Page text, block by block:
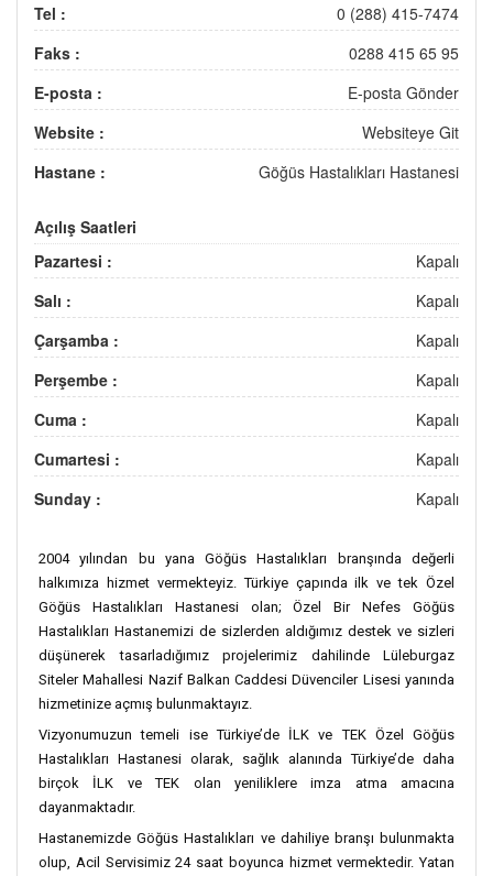
Tel :
0 (288) 415-7474
Faks :
0288 415 65 95
E-posta :
E-posta Gönder
Website :
Websiteye Git
Hastane :
Göğüs Hastalıkları Hastanesi
Açılış Saatleri
Pazartesi :
Kapalı
Salı :
Kapalı
Çarşamba :
Kapalı
Perşembe :
Kapalı
Cuma :
Kapalı
Cumartesi :
Kapalı
Sunday :
Kapalı
2004 yılından bu yana Göğüs Hastalıkları branşında değerli
halkımıza hizmet vermekteyiz. Türkiye çapında ilk ve tek Özel
Göğüs Hastalıkları Hastanesi olan; Özel Bir Nefes Göğüs
Hastalıkları Hastanemizi de sizlerden aldığımız destek ve sizleri
düşünerek tasarladığımız projelerimiz dahilinde Lüleburgaz
Siteler Mahallesi Nazif Balkan Caddesi Düvenciler Lisesi yanında
hizmetinize açmış bulunmaktayız.
Vizyonumuzun temeli ise Türkiye’de İLK ve TEK Özel Göğüs
Hastalıkları Hastanesi olarak, sağlık alanında Türkiye’de daha
birçok İLK ve TEK olan yeniliklere imza atma amacına
dayanmaktadır.
Hastanemizde Göğüs Hastalıkları ve dahiliye branşı bulunmakta
olup, Acil Servisimiz 24 saat boyunca hizmet vermektedir. Yatan